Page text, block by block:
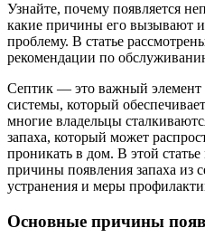
Узнайте, почему появляется
какие причины его вызывают
проблему. В статье
рекомендации по
Септик — это важный элемент
системы, который
многие владельцы
запаха, который может
проникать в дом. В этой
причины появления запаха из
устранения и меры
Основные причины